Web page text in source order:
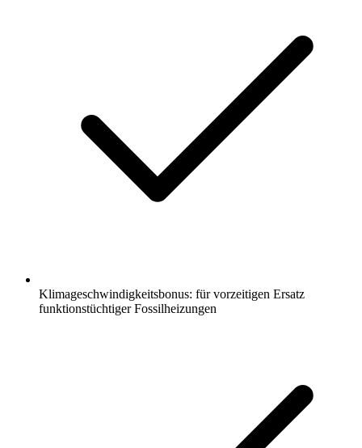
Klimageschwindigkeitsbonus: für vorzeitigen Ersatz
funktionstüchtiger Fossilheizungen